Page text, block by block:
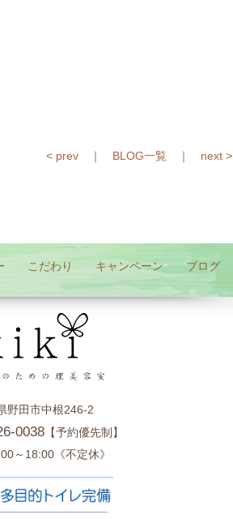
< prev ｜ BLOG一覧 ｜ next >
こだわり キャンペーン ブログ
野田市中根246-2
0038【予約優先制】
～18:00《不定休》